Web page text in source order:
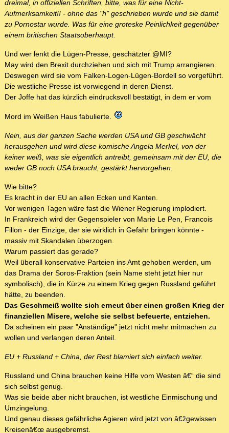
dreimal, in offiziellen Schriften, bitte, was für eine Nicht-
Aufmerksamkeit!! - ohne das "h" geschrieben wurde und sie damit
zu Pornostar wurde. Was für eine groteske Peinlichkeit gegenüber
einem britischen Staatsoberhaupt.
Und wer lenkt die Lügen-Presse, geschätzter @MI?
May wird den Brexit durchziehen und sich mit Trump arrangieren.
Deswegen wird sie vom Falken-Logen-Lügen-Bordell so vorgeführt.
Die westliche Presse ist vorwiegend in deren Dienst.
Der Joffe hat das kürzlich eindrucksvoll bestätigt, in dem er vom
Mord im Weißen Haus fabulierte.
Nein, aus der ganzen Sache werden USA und GB geschwächt
herausgehen und wird diese komische Angela Merkel, von der
keiner weiß, was sie eigentlich antreibt, gemeinsam mit der EU, die
weder GB noch USA braucht, gestärkt hervorgehen.
Wie bitte?
Es kracht in der EU an allen Ecken und Kanten.
Vor wenigen Tagen wäre fast die Wiener Regierung implodiert.
In Frankreich wird der Gegenspieler von Marie Le Pen, Francois
Fillon - der Einzige, der sie wirklich in Gefahr bringen könnte -
massiv mit Skandalen überzogen.
Warum passiert das gerade?
Weil überall konservative Parteien ins Amt gehoben werden, um
das Drama der Soros-Fraktion (sein Name steht jetzt hier nur
symbolisch), die in Kürze zu einem Krieg gegen Russland geführt
hätte, zu beenden.
Das Geschmeiß wollte sich erneut über einen großen Krieg der
finanziellen Misere, welche sie selbst befeuerte, entziehen.
Da scheinen ein paar "Anständige" jetzt nicht mehr mitmachen zu
wollen und verlangen deren Anteil.
EU + Russland + China, der Rest blamiert sich einfach weiter.
Russland und China brauchen keine Hilfe vom Westen â€“ die sind
sich selbst genug.
Was sie beide aber nicht brauchen, ist westliche Einmischung und
Umzingelung.
Und genau dieses gefährliche Agieren wird jetzt von â€žgewissen
Kreisenâ€œ ausgebremst.